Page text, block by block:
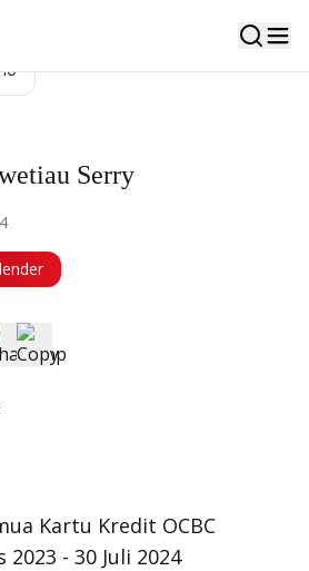
Serry
Kartu Kredit OCBC
- 30 Juli 2024